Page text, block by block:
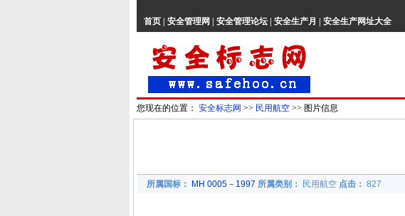
首页 安全管理网 安全管理论坛 安全生产月 安全生产网址大全
您现在的位置： 安全标志网 >> 民用航空 >> 图片信息
所属国标：
MH 0005－1997 所属类别： 民用航空 点击： 827